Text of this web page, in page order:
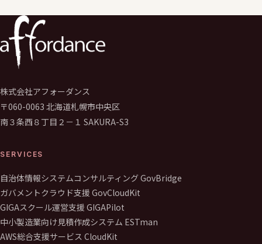
株式会社アフォーダンス
〒060-0063 北海道札幌市中央区
南３条西８丁目２－１ SAKURA-S3
SERVICES
自治体情報システムコンサルティング GovBridge
ガバメントクラウド支援 GovCloudKit
GIGAスクール運営支援 GIGAPilot
中小製造業向け見積作成システム ESTman
AWS総合支援サービス CloudKit